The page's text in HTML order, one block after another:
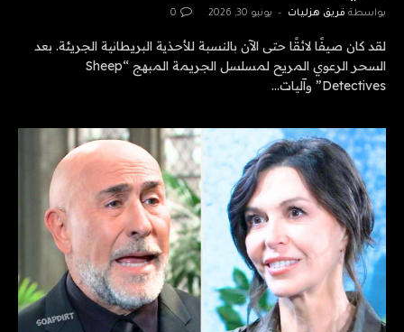
بواسطة فريق هزليات يونيو 30, 2026 0
لقد كان صيفًا لائقًا حتى الآن بالنسبة للأحذية البريطانية الجريئة. بعد
السحر الرعوي المريح لمسلسل الجريمة المبهج “Sheep
Detectives” وآليات…